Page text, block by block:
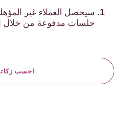
سيحصل العملاء غير
جلسات مدفوعة من خلال
احسب